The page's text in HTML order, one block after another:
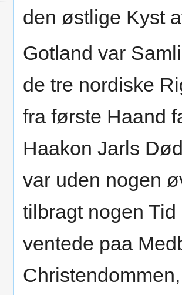
den østlige Kyst
Gotland var
de tre nordiske
fra første Haand
Haakon Jarls
var uden nogen
tilbragt nogen
ventede paa